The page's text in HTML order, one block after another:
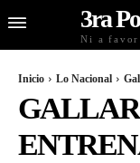
3ra
Ni a
Inicio Lo Nacional